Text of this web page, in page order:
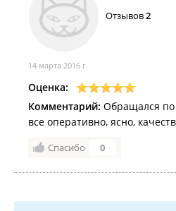
Отзывов2
14 марта 2016 г.
Оценка:
Комментарий: Обращался
все оперативно, ясно,
Спасибо 0